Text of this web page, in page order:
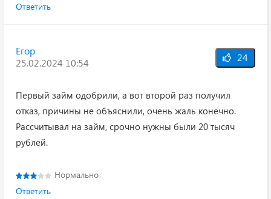
Ответить
Егор
25.02.2024 10:54
24
Первый займ одобрили, а вот второй раз получил
отказ, причины не объяснили, очень жаль конечно.
Рассчитывал на займ, срочно нужны были 20 тысяч
рублей.
Нормально
Ответить